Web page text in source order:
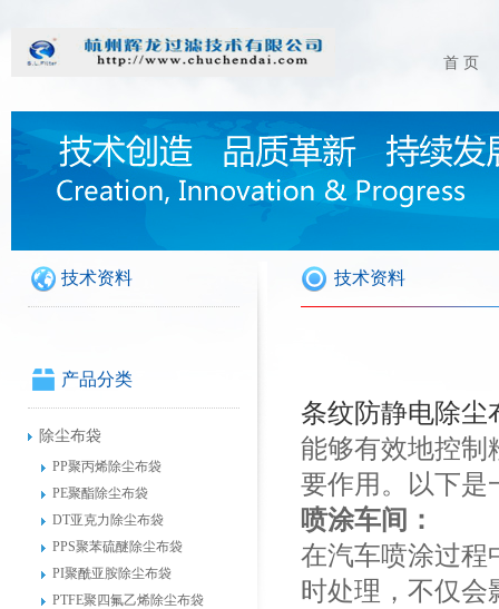
首 页
技术资料
产品分类
除尘布袋
PP聚丙烯除尘布袋
PE聚酯除尘布袋
DT亚克力除尘布袋
PPS聚苯硫醚除尘布袋
PI聚酰亚胺除尘布袋
PTFE聚四氟乙烯除尘布袋
技术资料
条纹防静电除尘
能够有效地控制
要作用。以下是
喷涂车间：
在汽车喷涂过程
时处理，不仅会